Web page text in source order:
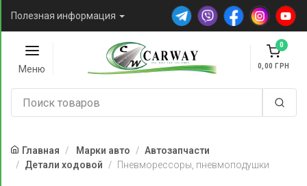
Полезная информация
Меню
0
0,00
Главная Марки авто
Автозапчасти
Детали ходовой
Пневморессоры, пневмоподушки